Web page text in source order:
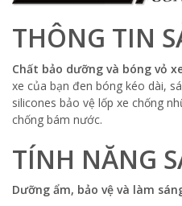
THÔNG TIN
Chất bảo dưỡng và bóng vỏ
xe của bạn đen bóng kéo dài,
silicones bảo vệ lốp xe chống
chống bám nước.
TÍNH NĂNG
Dưỡng ẩm, bảo vệ và làm